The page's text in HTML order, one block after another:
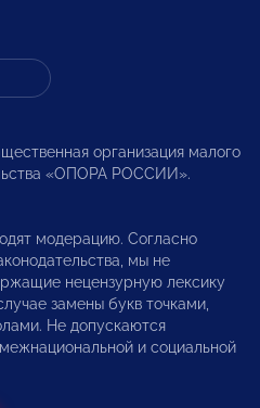
организация малого
«ОПОРА РОССИИ».
модерацию. Согласно
мы не
нецензурную лексику
замены букв точками,
Не допускаются
и социальной